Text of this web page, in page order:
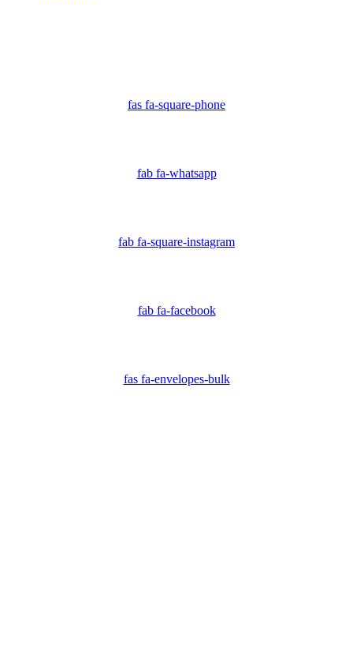
fas fa-square-phone
fab fa-whatsapp
fab fa-square-instagram
fab fa-facebook
fas fa-envelopes-bulk